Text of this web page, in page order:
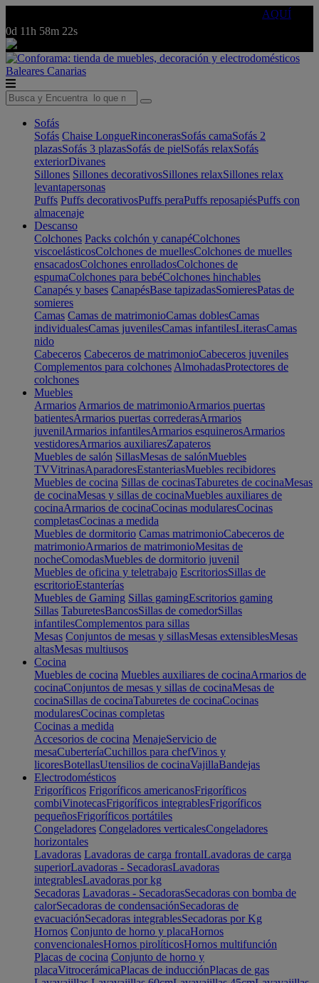
AQUÍ
0d 11h 58m 22s
Baleares Canarias
Sofás
Sofás Chaise LongueRinconerasSofás camaSofás 2
plazasSofás 3 plazasSofás de pielSofás relaxSofás
exteriorDivanes
Sillones Sillones decorativosSillones relaxSillones relax
levantapersonas
Puffs Puffs decorativosPuffs peraPuffs reposapiésPuffs con
almacenaje
Descanso
Colchones Packs colchón y canapéColchones
viscoelásticosColchones de muellesColchones de muelles
ensacadosColchones enrolladosColchones de
espumaColchones para bebéColchones hinchables
Canapés y bases CanapésBase tapizadasSomieresPatas de
somieres
Camas Camas de matrimonioCamas doblesCamas
individualesCamas juvenilesCamas infantilesLiterasCamas
nido
Cabeceros Cabeceros de matrimonioCabeceros juveniles
Complementos para colchones AlmohadasProtectores de
colchones
Muebles
Armarios Armarios de matrimonioArmarios puertas
batientesArmarios puertas correderasArmarios
juvenilArmarios infantilesArmarios esquinerosArmarios
vestidoresArmarios auxiliaresZapateros
Muebles de salón SillasMesas de salónMuebles
TVVitrinasAparadoresEstanteriasMuebles recibidores
Muebles de cocina Sillas de cocinasTaburetes de cocinaMesas
de cocinaMesas y sillas de cocinaMuebles auxiliares de
cocinaArmarios de cocinaCocinas modularesCocinas
completasCocinas a medida
Muebles de dormitorio Camas matrimonioCabeceros de
matrimonioArmarios de matrimonioMesitas de
nocheComodasMuebles de dormitorio juvenil
Muebles de oficina y teletrabajo EscritoriosSillas de
escritorioEstanterías
Muebles de Gaming Sillas gamingEscritorios gaming
Sillas TaburetesBancosSillas de comedorSillas
infantilesComplementos para sillas
Mesas Conjuntos de mesas y sillasMesas extensiblesMesas
altasMesas multiusos
Cocina
Muebles de cocina Muebles auxiliares de cocinaArmarios de
cocinaConjuntos de mesas y sillas de cocinaMesas de
cocinaSillas de cocinaTaburetes de cocinaCocinas
modularesCocinas completas
Cocinas a medida
Accesorios de cocina MenajeServicio de
mesaCuberteríaCuchillos para chefVinos y
licoresBotellasUtensilios de cocinaVajillaBandejas
Electrodomésticos
Frigoríficos Frigoríficos americanosFrigoríficos
combiVinotecasFrigoríficos integrablesFrigoríficos
pequeñosFrigoríficos portátiles
Congeladores Congeladores verticalesCongeladores
horizontales
Lavadoras Lavadoras de carga frontalLavadoras de carga
superiorLavadoras - SecadorasLavadoras
integrablesLavadoras por kg
Secadoras Lavadoras - SecadorasSecadoras con bomba de
calorSecadoras de condensaciónSecadoras de
evacuaciónSecadoras integrablesSecadoras por Kg
Hornos Conjunto de horno y placaHornos
convencionalesHornos pirolíticosHornos multifunción
Placas de cocina Conjunto de horno y
placaVitrocerámicaPlacas de inducciónPlacas de gas